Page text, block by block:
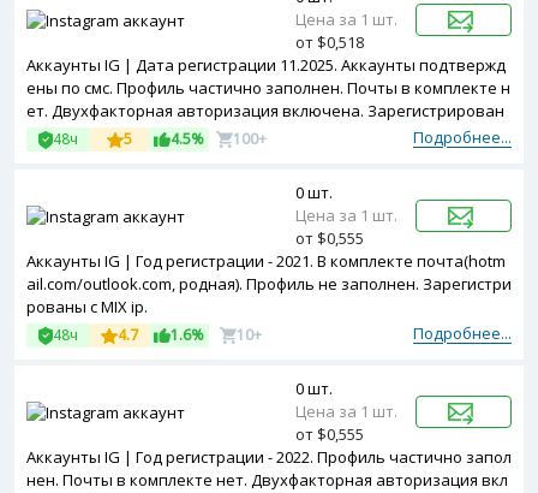
Аккаунты IG | Дата регистрации 11.2025. Аккаунты подтвержд
ены по смс. Профиль частично заполнен. Почты в комплекте н
ет. Двухфакторная авторизация включена. Зарегистрирован
ы с MIX ip.
Подробнее...
48ч 5 4.5% 100+
Цена за 1 шт.
от $0,518
Аккаунты IG | Год регистрации - 2021. В комплекте почта(hotm
ail.com/outlook.com, родная). Профиль не заполнен. Зарегистри
рованы с MIX ip.
Подробнее...
48ч 4.7 1.6% 10+
0 шт.
Цена за 1 шт.
от $0,555
Аккаунты IG | Год регистрации - 2022. Профиль частично запол
нен. Почты в комплекте нет. Двухфакторная авторизация вкл
0 шт.
Цена за 1 шт.
от $0,555